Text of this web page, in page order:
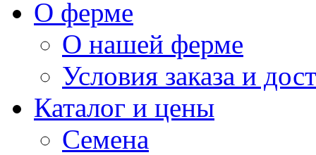
О ферме
О нашей ферме
Условия заказа и
Каталог и цены
Семена